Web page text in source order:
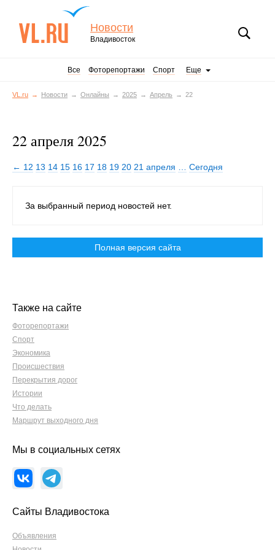
Новости
Владивосток
Все Фоторепортажи Спорт Еще
VL.ru Новости Онлайны 2025 Апрель 22
22 апреля 2025
← 12 13 14 15 16 17 18 19 20 21 апреля Сегодня
За выбранный период новостей нет.
Полная версия сайта
Также на сайте
Фоторепортажи
Спорт
Экономика
Происшествия
Перекрытия дорог
Истории
Что делать
Маршрут выходного дня
Мы в социальных сетях
Сайты Владивостока
Объявления